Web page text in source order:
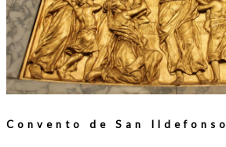
Convento de San Ildefonso